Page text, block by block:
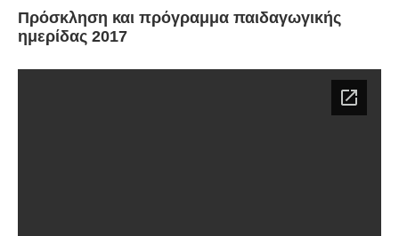
Πρόσκληση και πρόγραμμα παιδαγωγικής
ημερίδας 2017